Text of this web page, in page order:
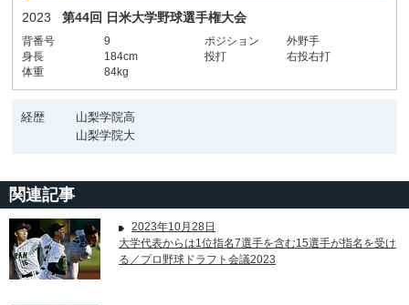
2023 第44回 日米大学野球選手権大会
背番号 9 ポジション
外野手
身長
184cm 投打
右投右打
体重
84kg
経歴
山梨学院高
山梨学院大
関連記事
2023年10月28日
大学代表からは1位指名7選手を含む15選手が指名を受け
る／プロ野球ドラフト会議2023